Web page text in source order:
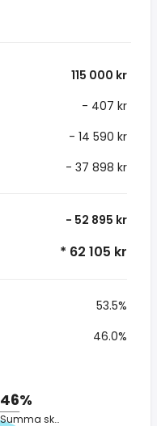
115 000 kr
- 407 kr
- 14 590 kr
- 37 898 kr
- 52 895 kr
* 62 105 kr
53.5%
46.0%
46%
Summa skatt